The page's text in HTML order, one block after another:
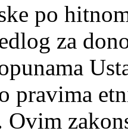
po
za
pravima